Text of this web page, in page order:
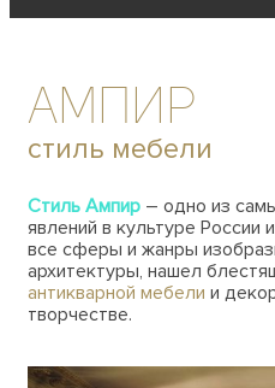
Ампир
стиль мебели
Стиль Ампир – одно из
явлений в культуре России
все сферы и жанры
архитектуры, нашел
антикварной мебели и
творчестве.